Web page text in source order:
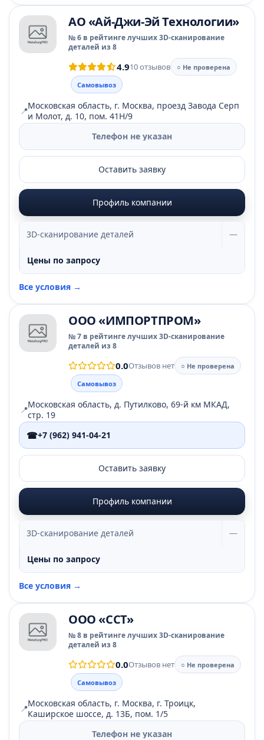
АО «Ай-Джи-Эй Технологии»
№ 6 в рейтинге лучших 3D-сканирование
деталей из 8
4.910 отзывов
○ Не проверена
Самовывоз
📍Московская область, г. Москва, проезд Завода Серп
и Молот, д. 10, пом. 41Н/9
Телефон не указан
Оставить заявку
Профиль компании
3D-сканирование деталей —
Цены по запросу
Все условия →
ООО «ИМПОРТПРОМ»
№ 7 в рейтинге лучших 3D-сканирование
деталей из 8
0.0Отзывов нет
○ Не проверена
Самовывоз
📍Московская область, д. Путилково, 69-й км МКАД,
стр. 19
☎+7 (962) 941-04-21
Оставить заявку
Профиль компании
3D-сканирование деталей —
Цены по запросу
Все условия →
ООО «ССТ»
№ 8 в рейтинге лучших 3D-сканирование
деталей из 8
0.0Отзывов нет
○ Не проверена
Самовывоз
📍Московская область, г. Москва, г. Троицк,
Каширское шоссе, д. 13Б, пом. 1/5
Телефон не указан